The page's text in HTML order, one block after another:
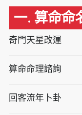
一. 算命命
奇門天星改運
算命命理諮詢
回客流年卜卦